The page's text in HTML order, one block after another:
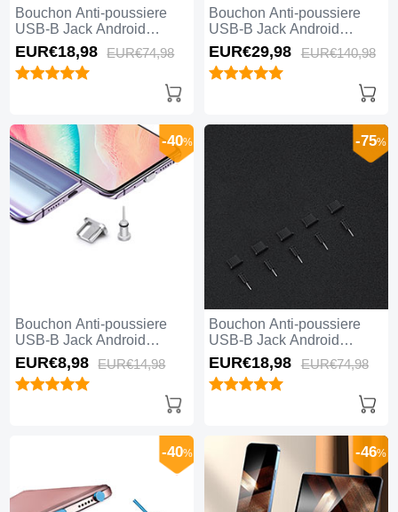
Bouchon Anti-poussiere
USB-B Jack Android
Universel 5PCS Noir
EUR€18,98 EUR€74,98
Bouchon Anti-poussiere
USB-B Jack Android
Universel 10PCS Noir
EUR€29,98 EUR€140,98
Bouchon Anti-poussiere
USB-B Jack Android
Universel H02 Argent
-40%
EUR€8,98 EUR€14,98
Bouchon Anti-poussiere
USB-B Jack Android
Universel 5PCS H02 Noir
-75%
EUR€18,98 EUR€74,98
-40% -46%